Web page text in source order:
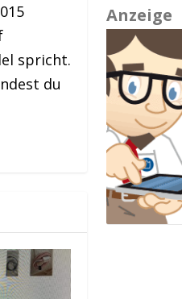
spricht.
du
Anzeige